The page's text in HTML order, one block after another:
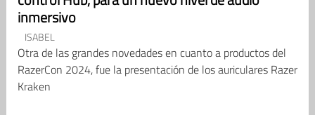
inmersivo
ISABEL
Otra de las grandes novedades en cuanto a productos del
RazerCon 2024, fue la presentación de los auriculares Razer
Kraken